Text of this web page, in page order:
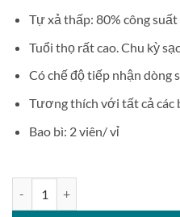
Tự xả thấp: 80% công suất
Tuổi thọ rất cao. Chu kỳ
Có chế độ tiếp nhận dòng
Tương thích với tất cả các
Bao bì: 2 viên/ vỉ